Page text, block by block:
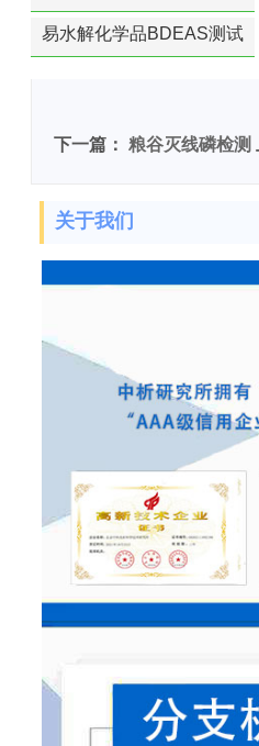
易水解化学品BDEAS测试
下一篇： 粮谷灭线磷检测
关于我们